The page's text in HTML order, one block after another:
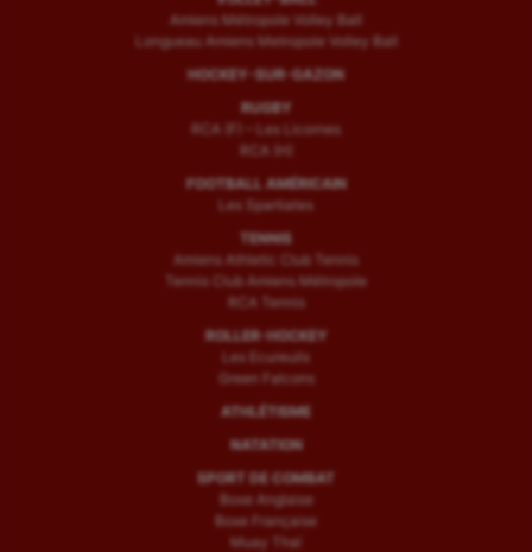
Amiens Métropole Volley Ball
Longueau Amiens Metropole Volley Ball
HOCKEY-SUR-GAZON
RUGBY
RCA (F) – Les Licornes
RCA (H)
FOOTBALL AMÉRICAIN
Les Spartiates
TENNIS
Amiens Athletic Club Tennis
Tennis Club Amiens Métropole
RCA Tennis
ROLLER-HOCKEY
Les Ecureuils
Green Falcons
ATHLÉTISME
NATATION
SPORT DE COMBAT
Boxe Anglaise
Boxe Française
Muay Thaï